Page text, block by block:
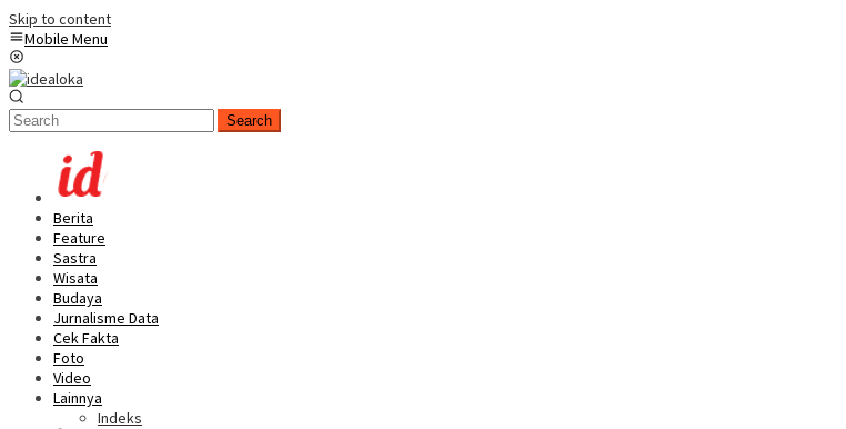
Skip to content
Mobile Menu
Search
Berita
Feature
Sastra
Wisata
Budaya
Jurnalisme Data
Cek Fakta
Foto
Video
Lainnya
Indeks